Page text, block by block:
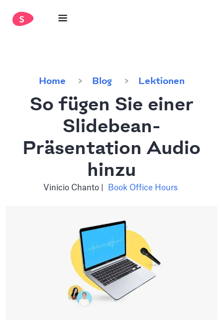
Home Blog Lektionen
So fügen Sie einer
Slidebean-
Präsentation Audio
hinzu
Vinicio Chanto| Book Office Hours